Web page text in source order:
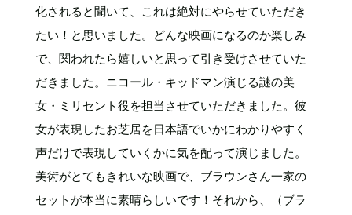
化されると聞いて、これは絶対にやらせていただき
たい！と思いました。どんな映画になるのか楽しみ
で、関われたら嬉しいと思って引き受けさせていた
だきました。ニコール・キッドマン演じる謎の美
女・ミリセント役を担当させていただきました。彼
女が表現したお芝居を日本語でいかにわかりやすく
声だけで表現していくかに気を配って演じました。
美術がとてもきれいな映画で、ブラウンさん一家の
セットが本当に素晴らしいです！それから、（ブラ